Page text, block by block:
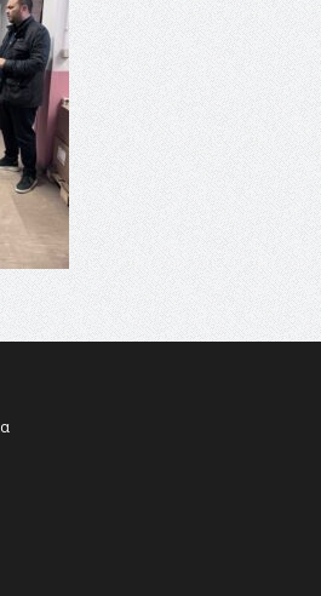
στον Κατάλογο Παγκόσμιας
– Ομόφωνη η απόφαση Ο
ως φυσικό και πολιτιστικό
αξίας για την
ΔΡΑΣΕΙΣ ΓΙΑ ΠΑΙΔΙΑ